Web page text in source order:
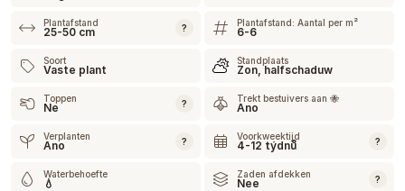
Plantafstand
25-50 cm ? Plantafstand: Aantal per m²
6-6
Soort
Vaste plant
Standplaats
Zon, halfschaduw
Toppen
Ne ? Trekt bestuivers aan 🐝
Ano
Verplanten
Ano ? Voorkweektijd
4-12 týdnů ?
Waterbehoefte
💧
Zaden afdekken
Nee ?